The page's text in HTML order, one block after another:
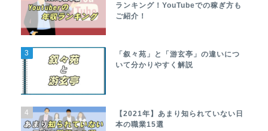
ランキング！YouTubeでの稼ぎ方も
ご紹介！
3
「叙々苑」と「游玄亭」の違いにつ
いて分かりやすく解説
4
【2021年】あまり知られていない日
本の職業15選